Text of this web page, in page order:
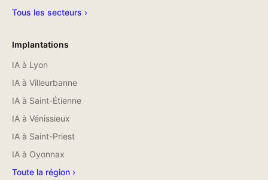
Tous les secteurs ›
Implantations
IA à Lyon
IA à Villeurbanne
IA à Saint-Étienne
IA à Vénissieux
IA à Saint-Priest
IA à Oyonnax
Toute la région ›